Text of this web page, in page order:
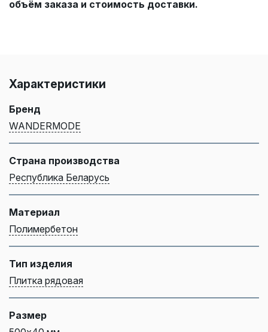
объём заказа и стоимость доставки.
Характеристики
Бренд
WANDERMODE
Страна производства
Республика Беларусь
Материал
Полимербетон
Тип изделия
Плитка рядовая
Размер